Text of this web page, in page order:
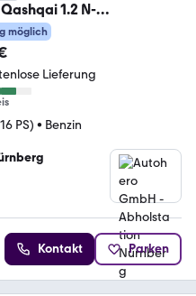
1.2 N-
möglich
Lieferung
PS) • Benzin
Kontakt Parken